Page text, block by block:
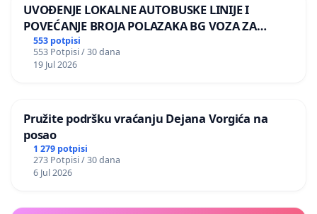
UVOĐENJE LOKALNE AUTOBUSKE LINIJE I
POVEĆANJE BROJA POLAZAKA BG VOZA ZA
NASELJA LEVE OBALE DUNAVA
553 potpisi
553 Potpisi / 30 dana
19 Jul 2026
Pružite podršku vraćanju Dejana Vorgića na
posao
1 279 potpisi
273 Potpisi / 30 dana
6 Jul 2026